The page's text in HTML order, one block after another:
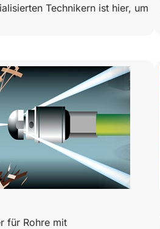
Technikern ist hier, um
für Rohre mit